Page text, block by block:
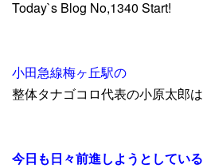
Today`s Blog No,1340 Start!
小田急線梅ヶ丘駅の
整体タナゴコロ代表の小原太郎は
今日も日々前進しようとしている